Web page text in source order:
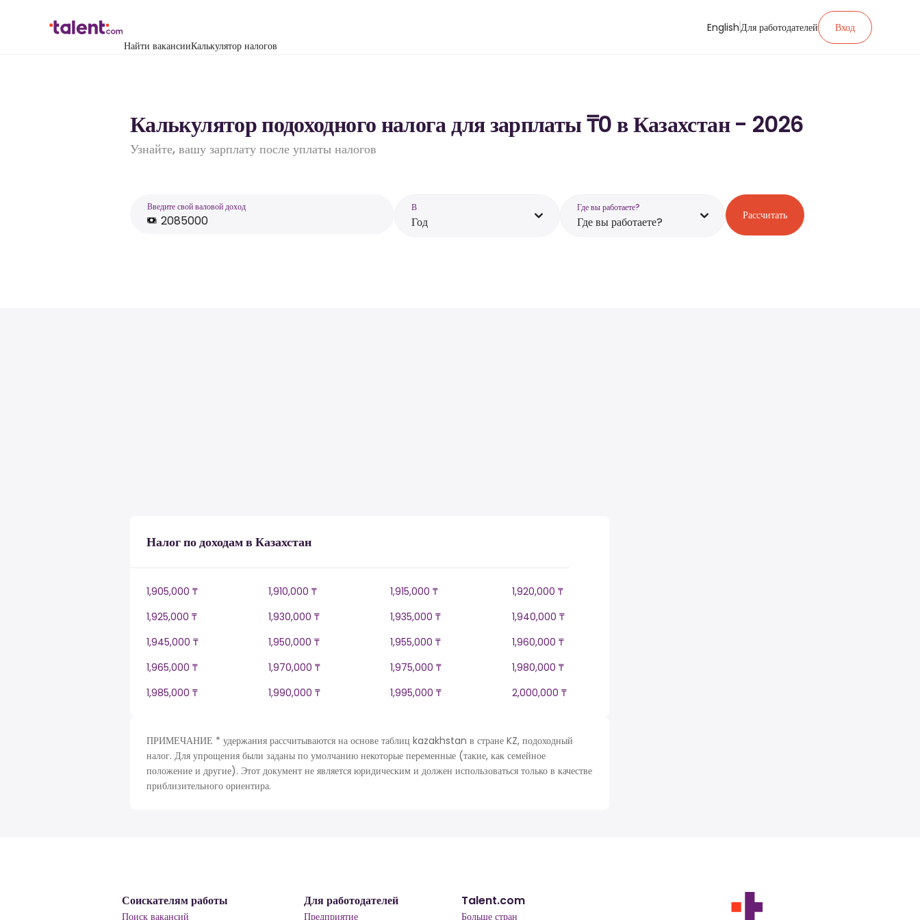
Найти вакансииКалькулятор налогов
EnglishДля работодателей Вход
Калькулятор подоходного налога для зарплаты ₸0 в Казахстан - 2026
Узнайте, вашу зарплату после уплаты налогов
Введите свой валовой доход В
Год
Где вы работаете?
Где вы работаете? Рассчитать
Налог по доходам в Казахстан
1,905,000 ₸ 1,910,000 ₸ 1,915,000 ₸
1,920,000 ₸
1,925,000 ₸
1,930,000 ₸ 1,935,000 ₸
1,940,000 ₸
1,945,000 ₸
1,950,000 ₸ 1,955,000 ₸
1,960,000 ₸
1,965,000 ₸
1,970,000 ₸ 1,975,000 ₸
1,980,000 ₸
1,985,000 ₸
1,990,000 ₸ 1,995,000 ₸ 2,000,000 ₸
ПРИМЕЧАНИЕ * удержания рассчитываются на основе таблиц kazakhstan в стране KZ, подоходный
налог. Для упрощения были заданы по умолчанию некоторые переменные (такие, как семейное
положение и другие). Этот документ не является юридическим и должен использоваться только в качестве
приблизительного ориентира.
Соискателям работы
Поиск вакансий
Для работодателей
Предприятие
Talent.com
Больше стран